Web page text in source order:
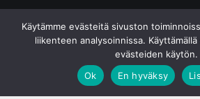
Käytämme evästeitä sivuston
liikenteen analysoinnissa.
evästeiden käytön.
Ok
En hyväksy